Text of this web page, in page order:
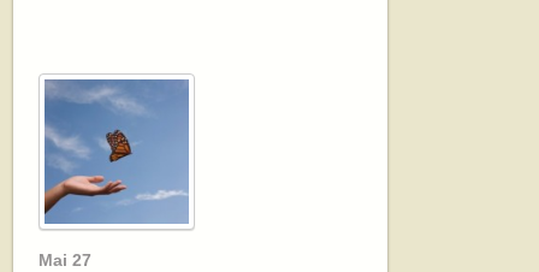
Mai 27